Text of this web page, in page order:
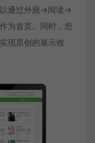
通过外观->阅读->
为首页。同时，您
现原创的展示效